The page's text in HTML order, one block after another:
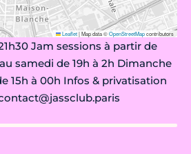
Leaflet|Map data ©OpenStreetMapcontributors
Jam sessions à partir de
samedi de 19h à 2h Dimanche
15h à 00h Infos & privatisation